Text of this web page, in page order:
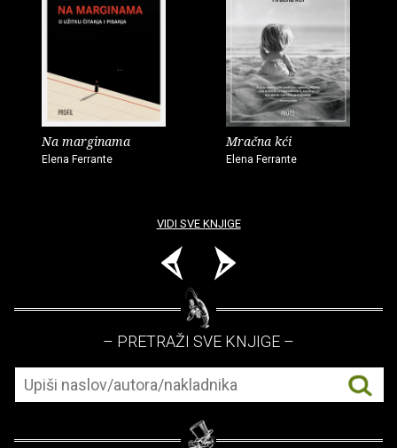
Na marginama
Elena Ferrante
Mračna kći
Elena Ferrante
VIDI SVE KNJIGE
– PRETRAŽI SVE KNJIGE –